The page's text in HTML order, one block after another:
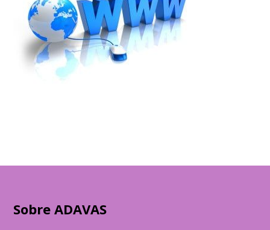
Sobre ADAVAS